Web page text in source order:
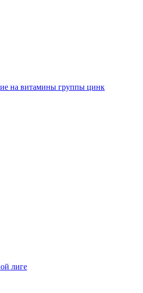
на витамины группы цинк
лиге